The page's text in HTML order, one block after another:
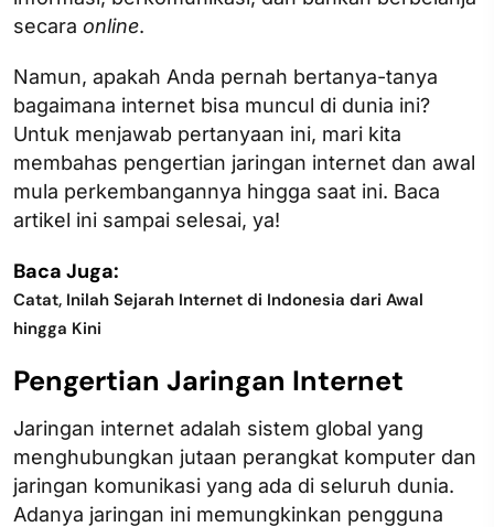
secara online.
Namun, apakah Anda pernah bertanya-tanya
bagaimana internet bisa muncul di dunia ini?
Untuk menjawab pertanyaan ini, mari kita
membahas pengertian jaringan internet dan awal
mula perkembangannya hingga saat ini. Baca
artikel ini sampai selesai, ya!
Baca Juga:
Catat, Inilah Sejarah Internet di Indonesia dari Awal
hingga Kini
Pengertian Jaringan Internet
Jaringan internet adalah sistem global yang
menghubungkan jutaan perangkat komputer dan
jaringan komunikasi yang ada di seluruh dunia.
Adanya jaringan ini memungkinkan pengguna